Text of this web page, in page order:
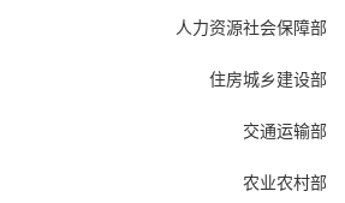
人力资源社会保障部
住房城乡建设部
交通运输部
农业农村部